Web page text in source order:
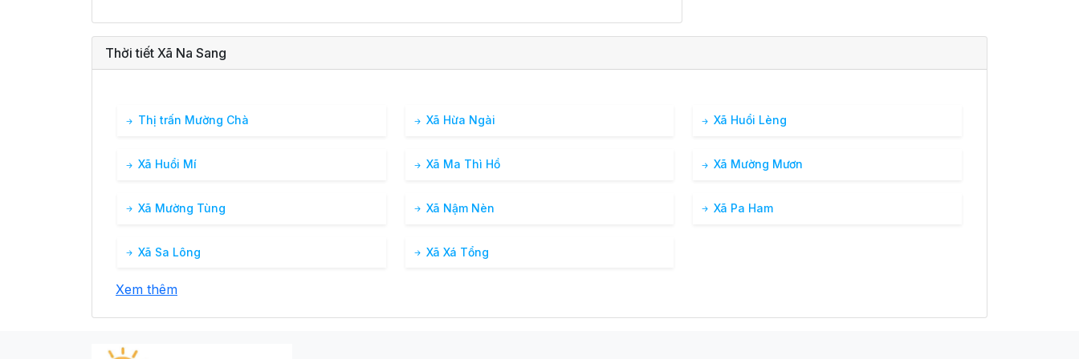
Thời tiết Xã Na Sang
Thị trấn Mường Chà Xã Hừa Ngài Xã Huổi Lèng
Xã Huổi Mí Xã Ma Thì Hồ Xã Mường Mươn
Xã Mường Tùng Xã Nậm Nèn Xã Pa Ham
Xã Sa Lông Xã Xá Tổng
Xem thêm